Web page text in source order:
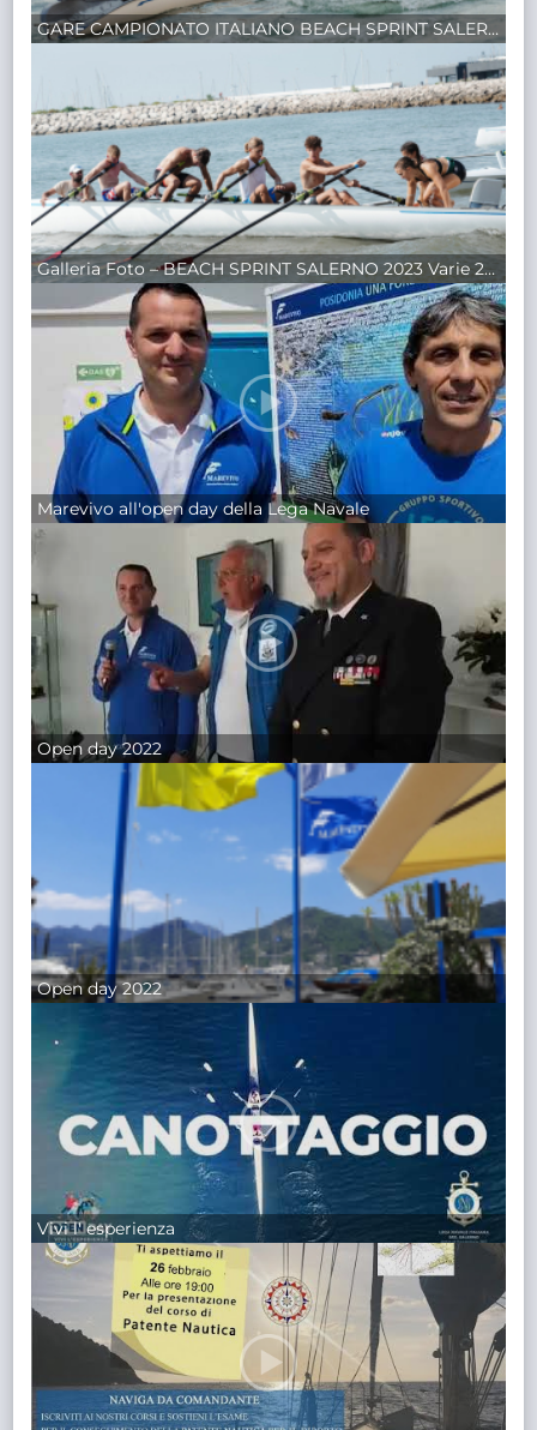
GARE CAMPIONATO ITALIANO BEACH SPRINT SALERNO
Galleria Foto – BEACH SPRINT SALERNO 2023 Varie 25/08/2023
Marevivo all'open day della Lega Navale
Open day 2022
Open day 2022
Vivi l' esperienza